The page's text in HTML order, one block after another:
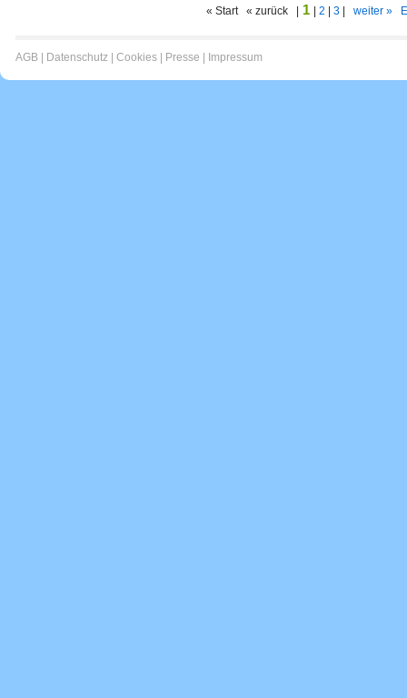
« Start « zurück | 1 2 3 weiter »
AGB Datenschutz Cookies Presse Impressum